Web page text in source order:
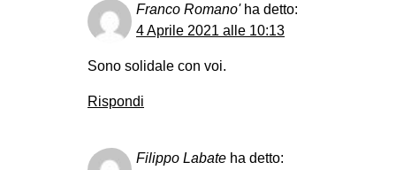
Franco Romano' ha detto:
4 Aprile 2021 alle 10:13
Sono solidale con voi.
Rispondi
Filippo Labate ha detto: